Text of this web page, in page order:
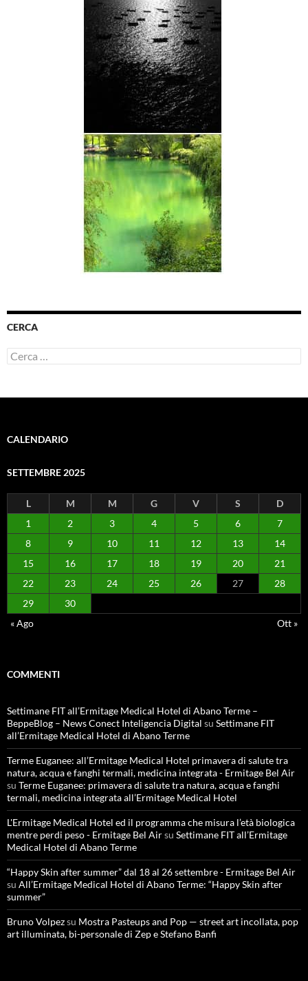
CERCA
Ricerca
per:
CALENDARIO
SETTEMBRE 2025
L M M G V S
D
1
2 3 4 5 6
7
8
9 10 11 12 13
14
15
16 17 18 19 20
21
22
23 24 25 26 27
28
29
30
« Ago
Ott »
COMMENTI
Settimane FIT all’Ermitage Medical Hotel di Abano Terme –
BeppeBlog – News Conect Inteligencia Digital su Settimane FIT
all’Ermitage Medical Hotel di Abano Terme
Terme Euganee: all’Ermitage Medical Hotel primavera di salute tra
natura, acqua e fanghi termali, medicina integrata - Ermitage Bel Air
su Terme Euganee: primavera di salute tra natura, acqua e fanghi
termali, medicina integrata all’Ermitage Medical Hotel
L'Ermitage Medical Hotel ed il programma che misura l’età biologica
mentre perdi peso - Ermitage Bel Airsu Settimane FIT all’Ermitage
Medical Hotel di Abano Terme
“Happy Skin after summer” dal 18 al 26 settembre - Ermitage Bel Air
su All’Ermitage Medical Hotel di Abano Terme: “Happy Skin after
summer”
Bruno Volpezsu Mostra Pasteups and Pop — street art incollata, pop
art illuminata, bi-personale di Zep e Stefano Banfi